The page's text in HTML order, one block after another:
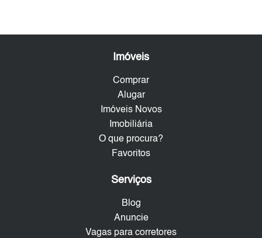
Imóveis
Comprar
Alugar
Imóveis Novos
Imobiliária
O que procura?
Favoritos
Serviços
Blog
Anuncie
Vagas para corretores